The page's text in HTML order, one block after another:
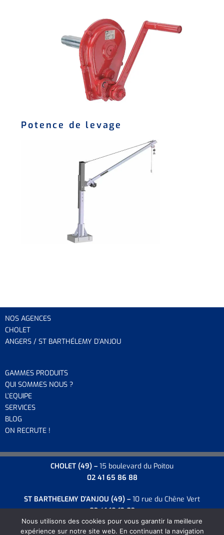
Potence de levage
NOS AGENCES
CHOLET
ANGERS / ST BARTHÉLEMY D’ANJOU
GAMMES PRODUITS
QUI SOMMES NOUS ?
L’EQUIPE
SERVICES
BLOG
ON RECRUTE !
CHOLET (49) – 15 boulevard du Poitou
02 41 65 86 88
ST BARTHELEMY D’ANJOU (49) – 10 rue du Chêne Vert
02 41 18 13 03
Nous utilisons des cookies pour vous garantir la meilleure
expérience sur notre site web. En continuant la navigation